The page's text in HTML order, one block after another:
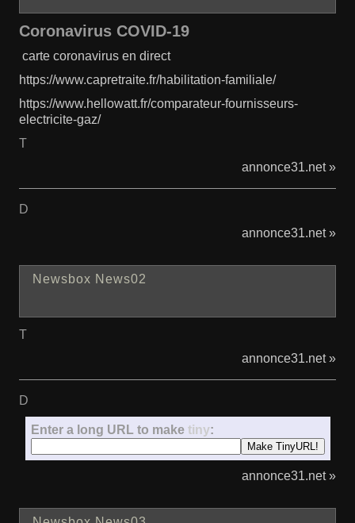
Coronavirus COVID-19
carte coronavirus en direct
https://www.capretraite.fr/habilitation-familiale/
https://www.hellowatt.fr/comparateur-fournisseurs-
electricite-gaz/
T
annonce31.net »
D
annonce31.net »
Newsbox News02
T
annonce31.net »
D
Enter a long URL to make tiny:
annonce31.net »